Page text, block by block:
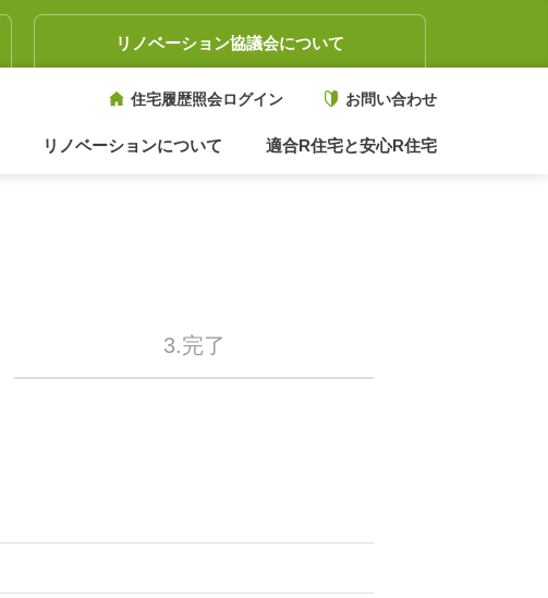
リノベーション協議会について
住宅履歴照会ログイン お問い合わせ
リノベーションについて 適合R住宅と安心R住宅
3.完了